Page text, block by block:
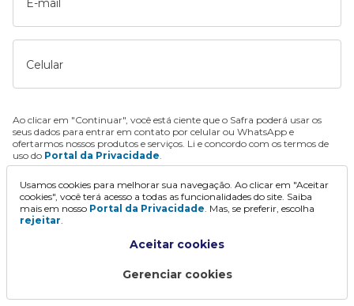
E-mail
Celular
Ao clicar em "Continuar", você está ciente que o Safra poderá usar os
seus dados para entrar em contato por celular ou WhatsApp e
ofertarmos nossos produtos e serviços. Li e concordo com os termos de
uso do Portal da Privacidade.
Continuar
Usamos cookies para melhorar sua navegação. Ao clicar em "Aceitar
cookies", você terá acesso a todas as funcionalidades do site. Saiba
mais em nosso Portal da Privacidade. Mas, se preferir, escolha
rejeitar.
Aceitar cookies
Gerenciar cookies